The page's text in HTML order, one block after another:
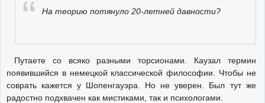
На теорию потянуло 20-летней давности?
Путаете со всяко разными торсионами. Каузал термин
появившийся в немецкой классической философии. Чтобы не
соврать кажется у Шопенгауэра. Но не уверен. Был тут же
радостно подхвачен как мистиками, так и психологами.